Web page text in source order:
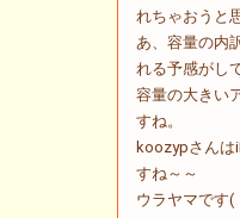
れちゃおうと
あ、容量の内
れる予感がし
容量の大きい
すね。
koozypさんは
すね～～
ウラヤマです(